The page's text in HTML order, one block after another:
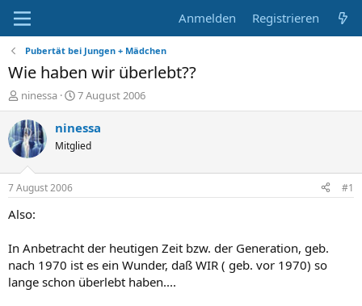
Anmelden Registrieren
Pubertät bei Jungen + Mädchen
Wie haben wir überlebt??
E
r
s
t
e
e
r
ninessa
E
r
s
t
e
t
7 August 2006
ninessa
Mitglied
7 August 2006 #1
Also:
In Anbetracht der heutigen Zeit bzw. der Generation, geb.
nach 1970 ist es ein Wunder, daß WIR ( geb. vor 1970) so
lange schon überlebt haben....